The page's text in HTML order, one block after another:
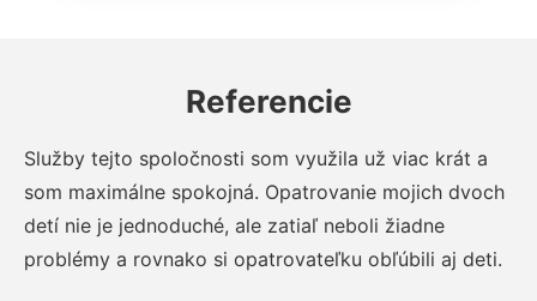
Referencie
Služby tejto spoločnosti som využila už viac krát a
som maximálne spokojná. Opatrovanie mojich dvoch
detí nie je jednoduché, ale zatiaľ neboli žiadne
problémy a rovnako si opatrovateľku obľúbili aj deti.